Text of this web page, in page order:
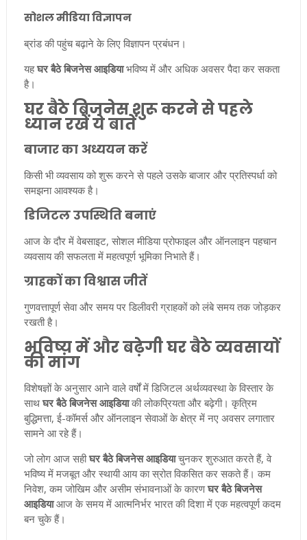
सोशल मीडिया विज्ञापन
ब्रांड की पहुंच बढ़ाने के लिए विज्ञापन प्रबंधन।
यहघर बैठे बिजनेस आइडियाभविष्य में और अधिक अवसर पैदा कर सकता
है।
घर बैठे बिजनेस शुरू करने से पहले
ध्यान रखें ये बातें
बाजार का अध्ययन करें
किसी भी व्यवसाय को शुरू करने से पहले उसके बाजार और प्रतिस्पर्धा को
समझना आवश्यक है।
डिजिटल उपस्थिति बनाएं
आज के दौर में वेबसाइट, सोशल मीडिया प्रोफाइल और ऑनलाइन पहचान
व्यवसाय की सफलता में महत्वपूर्ण भूमिका निभाते हैं।
ग्राहकों का विश्वास जीतें
गुणवत्तापूर्ण सेवा और समय पर डिलीवरी ग्राहकों को लंबे समय तक जोड़कर
रखती है।
भविष्य में और बढ़ेगी घर बैठे व्यवसायों
की मांग
विशेषज्ञों के अनुसार आने वाले वर्षों में डिजिटल अर्थव्यवस्था के विस्तार के
साथ घर बैठे बिजनेस आइडियाकी लोकप्रियता और बढ़ेगी। कृत्रिम
बुद्धिमत्ता, ई-कॉमर्स और ऑनलाइन सेवाओं के क्षेत्र में नए अवसर लगातार
सामने आ रहे हैं।
जो लोग आज सहीघर बैठे बिजनेस आइडियाचुनकर शुरुआत करते हैं, वे
भविष्य में मजबूत और स्थायी आय का स्रोत विकसित कर सकते हैं। कम
निवेश, कम जोखिम और असीम संभावनाओं के कारणघर बैठे बिजनेस
आइडियाआज के समय में आत्मनिर्भर भारत की दिशा में एक महत्वपूर्ण कदम
बन चुके हैं।